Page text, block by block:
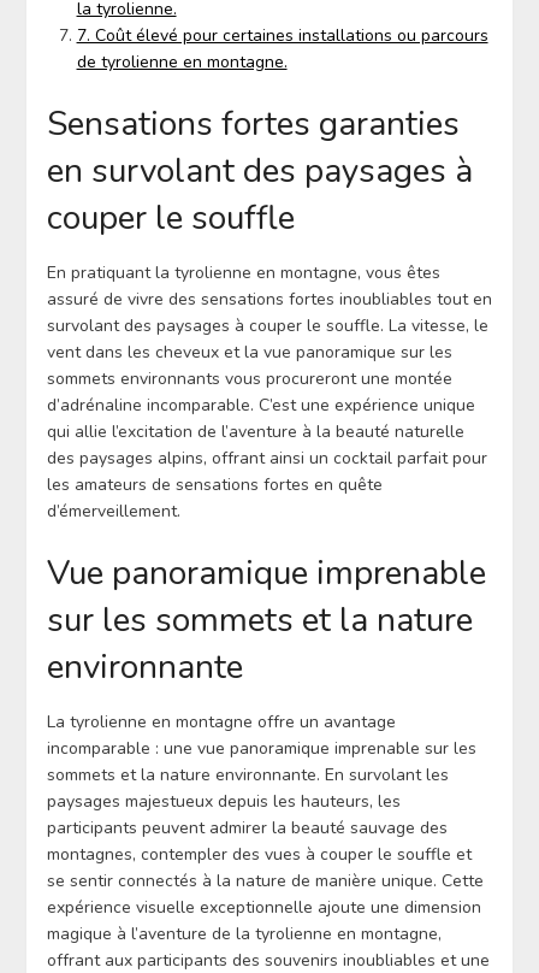
la tyrolienne.
7. Coût élevé pour certaines installations ou parcours
de tyrolienne en montagne.
Sensations fortes garanties
en survolant des paysages à
couper le souffle
En pratiquant la tyrolienne en montagne, vous êtes
assuré de vivre des sensations fortes inoubliables tout en
survolant des paysages à couper le souffle. La vitesse, le
vent dans les cheveux et la vue panoramique sur les
sommets environnants vous procureront une montée
d’adrénaline incomparable. C’est une expérience unique
qui allie l’excitation de l’aventure à la beauté naturelle
des paysages alpins, offrant ainsi un cocktail parfait pour
les amateurs de sensations fortes en quête
d’émerveillement.
Vue panoramique imprenable
sur les sommets et la nature
environnante
La tyrolienne en montagne offre un avantage
incomparable : une vue panoramique imprenable sur les
sommets et la nature environnante. En survolant les
paysages majestueux depuis les hauteurs, les
participants peuvent admirer la beauté sauvage des
montagnes, contempler des vues à couper le souffle et
se sentir connectés à la nature de manière unique. Cette
expérience visuelle exceptionnelle ajoute une dimension
magique à l’aventure de la tyrolienne en montagne,
offrant aux participants des souvenirs inoubliables et une